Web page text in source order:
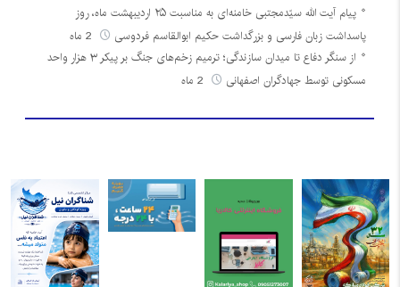
پیام آیت الله سیّدمجتبی خامنه‌ای به مناسبت ۲۵ اردیبهشت ماه، روز
پاسداشت زبان فارسی و بزرگداشت حکیم ابوالقاسم فردوسی
از سنگر دفاع تا میدان سازندگی؛ ترمیم زخم‌های جنگ بر پیکر ۳ هزار واحد
مسکونی توسط جهادگران اصفهانی